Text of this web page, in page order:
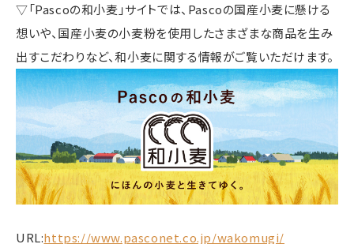
▽「Pascoの和小麦」サイトでは、Pascoの国産小麦に懸ける
想いや、国産小麦の小麦粉を使用したさまざまな商品を生み
出すこだわりなど、和小麦に関する情報がご覧いただけます。
URL:https://www.pasconet.co.jp/wakomugi/